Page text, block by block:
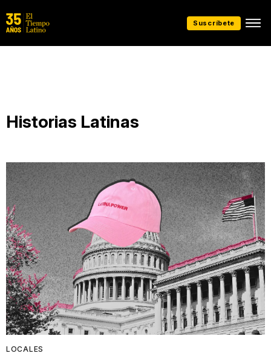
Suscríbete
Historias Latinas
LOCALES